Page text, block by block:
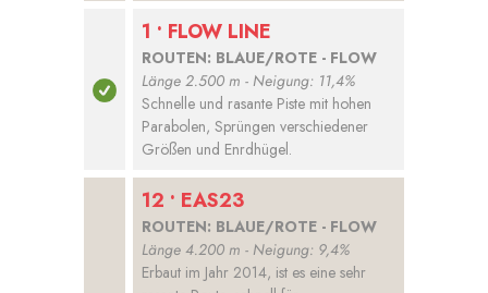
1 • FLOW LINE
ROUTEN: BLAUE/ROTE - FLOW
Länge 2.500 m - Neigung: 11,4%
Schnelle und rasante Piste mit hohen
Parabolen, Sprüngen verschiedener
Größen und Enrdhügel.
12 • EAS23
ROUTEN: BLAUE/ROTE - FLOW
Länge 4.200 m - Neigung: 9,4%
Erbaut im Jahr 2014, ist es eine sehr